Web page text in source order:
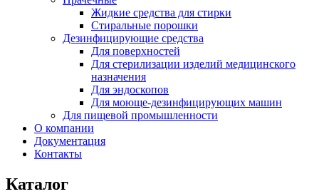
Жидкие средства для стирки
Стиральные порошки
Дезинфицирующие средства
Для поверхностей
Для стерилизации изделий медицинского
назначения
Для эндоскопов
Для моюще-дезинфицирующих машин
Для пищевой промышленности
О компании
Документация
Контакты
Каталог